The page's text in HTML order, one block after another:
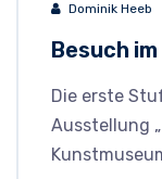
Dominik Heeb
Besuch
Die erste
Ausstellung